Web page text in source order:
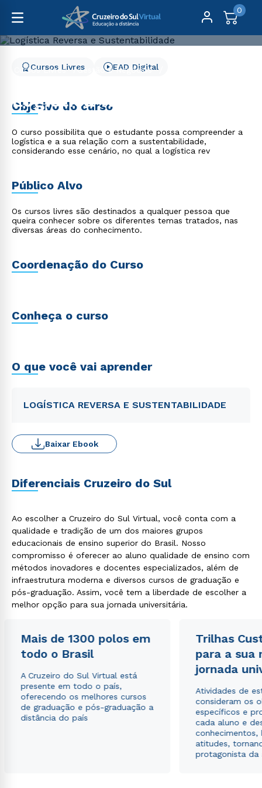
0
Cursos Livres
Gestão e Negócios
Logística Reversa e
Sustentabilidade
Cursos Livres EAD Digital
Objetivo do curso
O curso possibilita que o estudante possa compreender a
logística e a sua relação com a sustentabilidade,
considerando esse cenário, no qual a logística rev
Público Alvo
Os cursos livres são destinados a qualquer pessoa que
queira conhecer sobre os diferentes temas tratados, nas
diversas áreas do conhecimento.
Coordenação do Curso
Conheça o curso
O que você vai aprender
LOGÍSTICA REVERSA E SUSTENTABILIDADE
Baixar Ebook
Diferenciais Cruzeiro do Sul
Ao escolher a Cruzeiro do Sul Virtual, você conta com a
qualidade e tradição de um dos maiores grupos
educacionais de ensino superior do Brasil. Nosso
compromisso é oferecer ao aluno qualidade de ensino com
métodos inovadores e docentes especializados, além de
infraestrutura moderna e diversos cursos de graduação e
pós-graduação. Assim, você tem a liberdade de escolher a
melhor opção para sua jornada universitária.
Mais de 1300 polos em
todo o Brasil
A Cruzeiro do Sul Virtual está
presente em todo o país,
oferecendo os melhores cursos
de graduação e pós-graduação a
distância do país
Trilhas
para a sua
jornada
Atividades de
consideram os
específicos e
cada aluno e
conhecimentos,
atitudes,
protagonista da